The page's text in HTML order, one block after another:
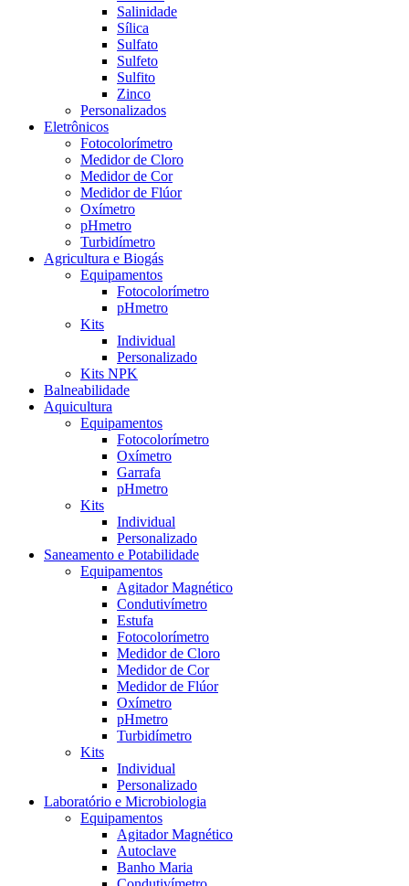
Salinidade
Sílica
Sulfato
Sulfeto
Sulfito
Zinco
Personalizados
Eletrônicos
Fotocolorímetro
Medidor de Cloro
Medidor de Cor
Medidor de Flúor
Oxímetro
pHmetro
Turbidímetro
Agricultura e Biogás
Equipamentos
Fotocolorímetro
pHmetro
Kits
Individual
Personalizado
Kits NPK
Balneabilidade
Aquicultura
Equipamentos
Fotocolorímetro
Oxímetro
Garrafa
pHmetro
Kits
Individual
Personalizado
Saneamento e Potabilidade
Equipamentos
Agitador Magnético
Condutivímetro
Estufa
Fotocolorímetro
Medidor de Cloro
Medidor de Cor
Medidor de Flúor
Oxímetro
pHmetro
Turbidímetro
Kits
Individual
Personalizado
Laboratório e Microbiologia
Equipamentos
Agitador Magnético
Autoclave
Banho Maria